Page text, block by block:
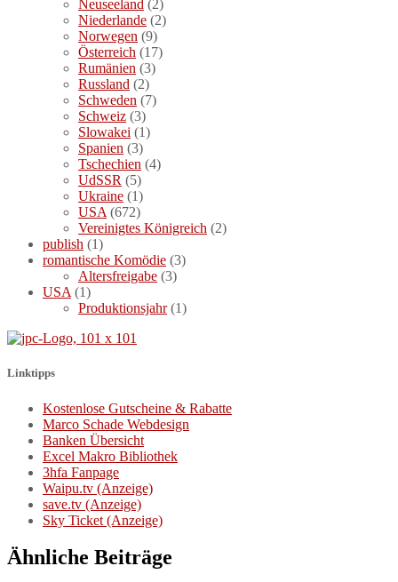
Neuseeland (2)
Niederlande (2)
Norwegen (9)
Österreich (17)
Rumänien (3)
Russland (2)
Schweden (7)
Schweiz (3)
Slowakei (1)
Spanien (3)
Tschechien (4)
UdSSR (5)
Ukraine (1)
USA (672)
Vereinigtes Königreich (2)
publish (1)
romantische Komödie (3)
Altersfreigabe (3)
USA (1)
Produktionsjahr(1)
Linktipps
Kostenlose Gutscheine & Rabatte
Marco Schade Webdesign
Banken Übersicht
Excel Makro Bibliothek
3hfa Fanpage
Waipu.tv (Anzeige)
save.tv (Anzeige)
Sky Ticket (Anzeige)
Ähnliche Beiträge